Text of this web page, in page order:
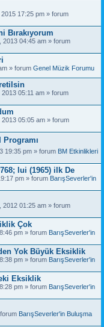
17:25 pm » forum
Bırakıyorum
2013 04:45 am » forum
» forum Genel Müzik Forumu
05:11 am » forum
05:05 am » forum
19:35 pm » forum BM Etkinlikleri
lui (1965) ilk De
pm » forum BarışSeverler'in
2012 01:25 am » forum
Çok
pm » forum BarışSeverler'in
Yok Büyük Eksiklik
pm » forum BarışSeverler'in
Eksiklik
pm » forum BarışSeverler'in
BarışSeverler'in Buluşma